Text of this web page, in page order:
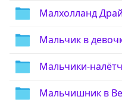
Малхолланд
Мальчик в
Мальчики-
Мальчишник в